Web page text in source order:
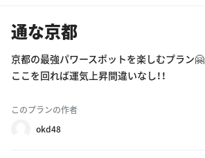
通な京都
京都の最強パワースポットを楽しむプラン🤗
ここを回れば運気上昇間違いなし！！
このプランの作者
okd48